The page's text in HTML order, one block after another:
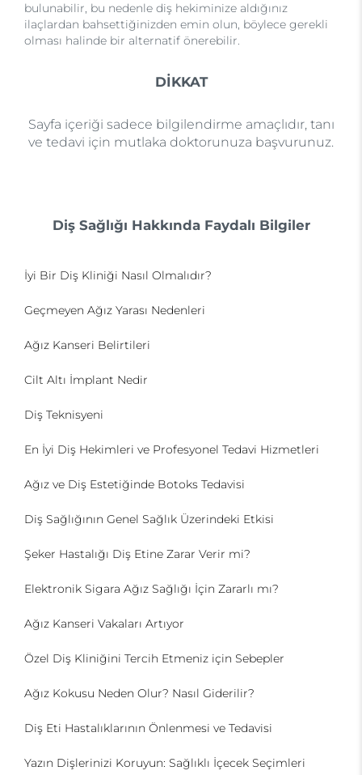
bulunabilir, bu nedenle diş hekiminize aldığınız
ilaçlardan bahsettiğinizden emin olun, böylece gerekli
olması halinde bir alternatif önerebilir.
DİKKAT
Sayfa içeriği sadece bilgilendirme amaçlıdır, tanı
ve tedavi için mutlaka doktorunuza başvurunuz.
Diş Sağlığı Hakkında Faydalı Bilgiler
İyi Bir Diş Kliniği Nasıl Olmalıdır?
Geçmeyen Ağız Yarası Nedenleri
Ağız Kanseri Belirtileri
Cilt Altı İmplant Nedir
Diş Teknisyeni
En İyi Diş Hekimleri ve Profesyonel Tedavi Hizmetleri
Ağız ve Diş Estetiğinde Botoks Tedavisi
Diş Sağlığının Genel Sağlık Üzerindeki Etkisi
Şeker Hastalığı Diş Etine Zarar Verir mi?
Elektronik Sigara Ağız Sağlığı İçin Zararlı mı?
Ağız Kanseri Vakaları Artıyor
Özel Diş Kliniğini Tercih Etmeniz için Sebepler
Ağız Kokusu Neden Olur? Nasıl Giderilir?
Diş Eti Hastalıklarının Önlenmesi ve Tedavisi
Yazın Dişlerinizi Koruyun: Sağlıklı İçecek Seçimleri